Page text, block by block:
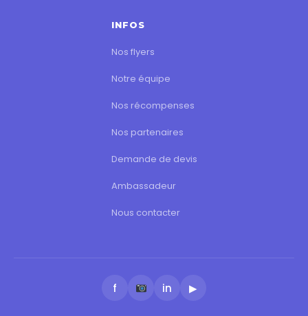
INFOS
Nos flyers
Notre équipe
Nos récompenses
Nos partenaires
Demande de devis
Ambassadeur
Nous contacter
f in ▶